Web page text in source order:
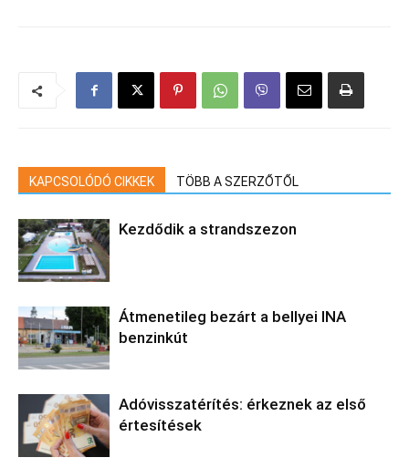
KAPCSOLÓDÓ CIKKEK TÖBB A SZERZŐTŐL
Kezdődik a strandszezon
Átmenetileg bezárt a bellyei INA
benzinkút
Adóvisszatérítés: érkeznek az első
értesítések